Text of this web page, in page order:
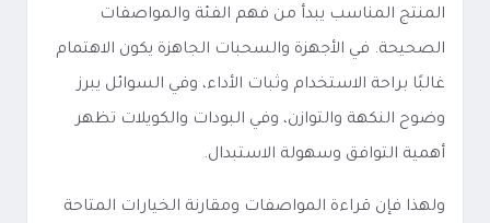
المنتج المناسب يبدأ من فهم الفئة والمواصفات
الصحيحة. في الأجهزة والسحبات الجاهزة يكون الاهتمام
غالبًا براحة الاستخدام وثبات الأداء، وفي السوائل يبرز
وضوح النكهة والتوازن، وفي البودات والكويلات تظهر
أهمية التوافق وسهولة الاستبدال.
ولهذا فإن قراءة المواصفات ومقارنة الخيارات المتاحة